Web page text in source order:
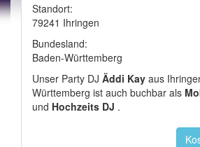
Standort:
79241 Ihringen
Bundesland:
Baden-Württemberg
Unser Party DJ Äddi Kay aus
Württemberg ist auch buchbar als
und Hochzeits DJ .